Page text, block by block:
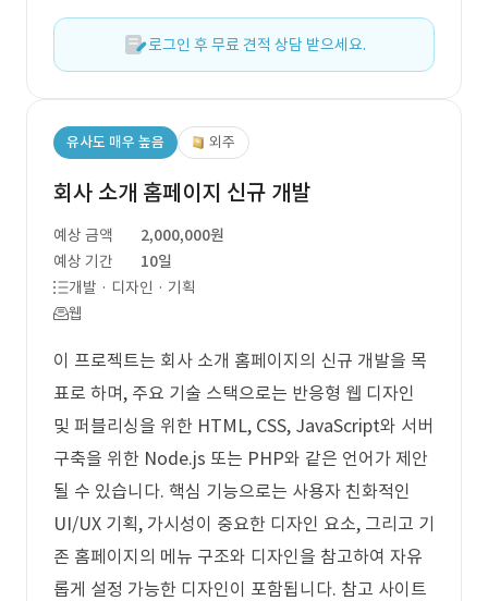
로그인 후 무료 견적 상담 받으세요.
유사도 매우 높음 외주
회사 소개 홈페이지 신규 개발
예상 금액
2,000,000원
예상 기간
10일
개발 · 디자인 · 기획
웹
이 프로젝트는 회사 소개 홈페이지의 신규 개발을 목
표로 하며, 주요 기술 스택으로는 반응형 웹 디자인
및 퍼블리싱을 위한 HTML, CSS, JavaScript와 서버
구축을 위한 Node.js 또는 PHP와 같은 언어가 제안
될 수 있습니다. 핵심 기능으로는 사용자 친화적인
UI/UX 기획, 가시성이 중요한 디자인 요소, 그리고 기
존 홈페이지의 메뉴 구조와 디자인을 참고하여 자유
롭게 설정 가능한 디자인이 포함됩니다. 참고 사이트